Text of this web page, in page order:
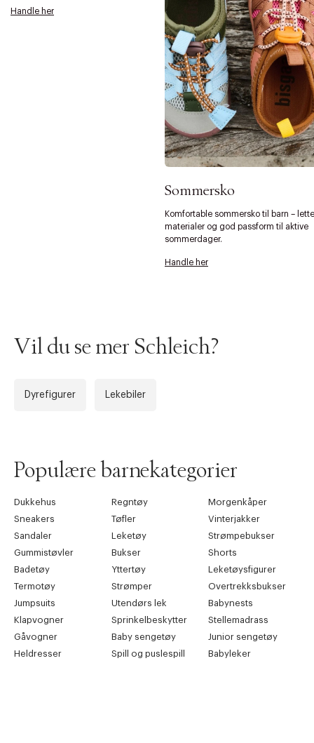
Handle her
Sommersko
Komfortable sommersko til barn – lette
materialer og god passform til aktive
sommerdager.
Handle her
Vil du se mer Schleich?
Dyrefigurer Lekebiler
Populære barnekategorier
Dukkehus Regntøy
Morgenkåper
Sneakers
Tøfler
Vinterjakker
Sandaler
Leketøy
Strømpebukser
Gummistøvler
Bukser
Shorts
Badetøy
Yttertøy
Leketøysfigurer
Termotøy
Strømper
Overtrekksbukser
Jumpsuits
Utendørs lek
Babynests
Klapvogner
Sprinkelbeskytter
Stellemadrass
Gåvogner
Baby sengetøy
Junior sengetøy
Heldresser
Spill og puslespill Babyleker